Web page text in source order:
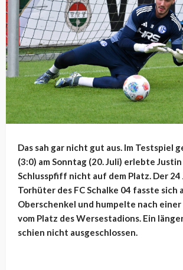
Das sah gar nicht gut aus. Im Testspiel
(3:0) am Sonntag (20. Juli) erlebte
Schlusspfiff nicht auf dem Platz. Der 24
Torhüter des FC Schalke 04 fasste sich
Oberschenkel und humpelte nach
vom Platz des Wersestadions. Ein
schien nicht ausgeschlossen.